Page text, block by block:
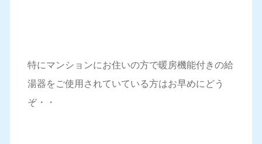
特にマンションにお住いの方で暖房機能付きの給
湯器をご使用されていている方はお早めにどう
ぞ・・